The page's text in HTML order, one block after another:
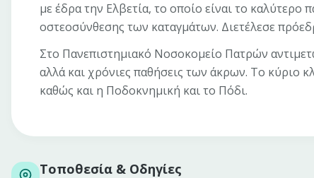
με έδρα την Ελβετία, το οποίο είναι το
οστεοσύνθεσης των καταγμάτων. Διετέλεσε
Στο Πανεπιστημιακό Νοσοκομείο Πατρών
αλλά και χρόνιες παθήσεις των άκρων. Το κύριο
καθώς και η Ποδοκνημική και το Πόδι.
Τοποθεσία & Οδηγίες